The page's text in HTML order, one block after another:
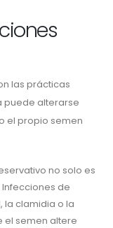
las prácticas
puede alterarse
el propio semen
no solo es
de
la clamidia o la
el semen altere